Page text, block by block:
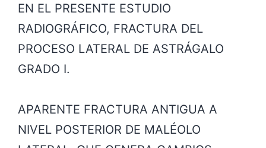
EN EL PRESENTE ESTUDIO
RADIOGRÁFICO, FRACTURA DEL
PROCESO LATERAL DE ASTRÁGALO
GRADO I.
APARENTE FRACTURA ANTIGUA A
NIVEL POSTERIOR DE MALÉOLO